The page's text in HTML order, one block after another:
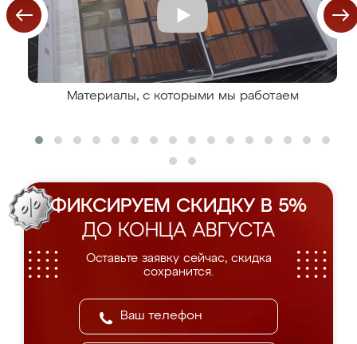
Материалы, с которыми мы работаем
ФИКСИРУЕМ СКИДКУ В 5%
ДО КОНЦА АВГУСТА
Оставьте заявку сейчас, скидка
сохранится.